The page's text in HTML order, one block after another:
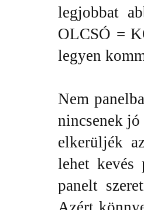
legjobbat
OLCSÓ =
legyen
Nem
nincsenek
elkerüljék
lehet kevés
panelt